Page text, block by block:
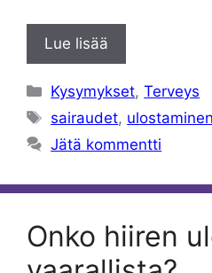
Lue lisää
Kategoriat
Kysymykset,Terveys
Avainsanat
sairaudet, ulostaminen
Jätä kommentti
Onko hiiren